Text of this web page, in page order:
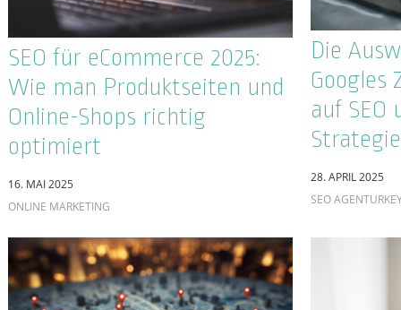
ALLGEMEIN
seosupport begrüßt Moses
Buss als neuen Sales-
Mitarbeiter